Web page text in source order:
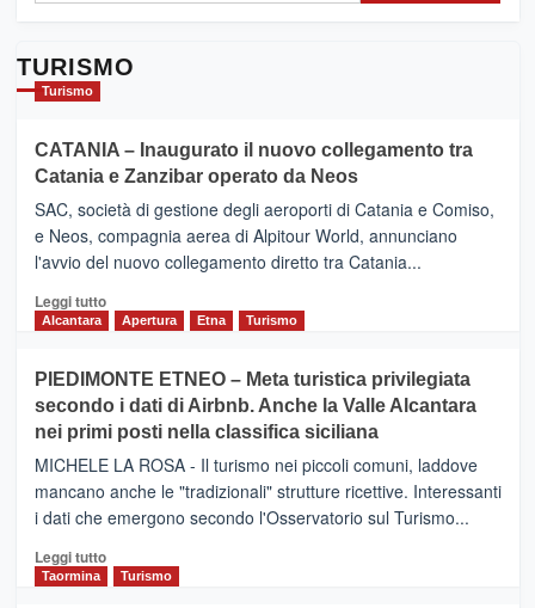
TURISMO
Turismo
CATANIA – Inaugurato il nuovo collegamento tra
Catania e Zanzibar operato da Neos
SAC, società di gestione degli aeroporti di Catania e Comiso,
e Neos, compagnia aerea di Alpitour World, annunciano
l'avvio del nuovo collegamento diretto tra Catania...
Leggi tuttoLeggi
CATANIA
–
Inaugurato
il
nuovo
collegamento
tra
e
Zanzibar
Alcantara Apertura Etna Turismo
PIEDIMONTE ETNEO – Meta turistica privilegiata
secondo i dati di Airbnb. Anche la Valle Alcantara
nei primi posti nella classifica siciliana
MICHELE LA ROSA - Il turismo nei piccoli comuni, laddove
mancano anche le "tradizionali" strutture ricettive. Interessanti
i dati che emergono secondo l'Osservatorio sul Turismo...
Leggi tuttoLeggi
Taormina Turismo